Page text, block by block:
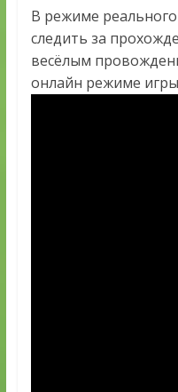
В режиме
следить за
весёлым
онлайн режиме игры